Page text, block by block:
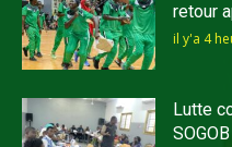
retour
il y'a 4
Lutte